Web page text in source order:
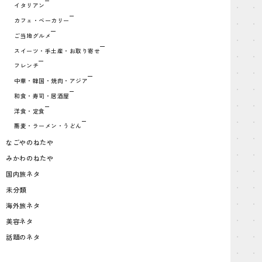
イタリアン
カフェ・ベーカリー
ご当地グルメ
スイーツ・手土産・お取り寄せ
フレンチ
中華・韓国・焼肉・アジア
和食・寿司・居酒屋
洋食・定食
蕎麦・ラーメン・うどん
なごやのねたや
みかわのねたや
国内旅ネタ
未分類
海外旅ネタ
美容ネタ
話題のネタ